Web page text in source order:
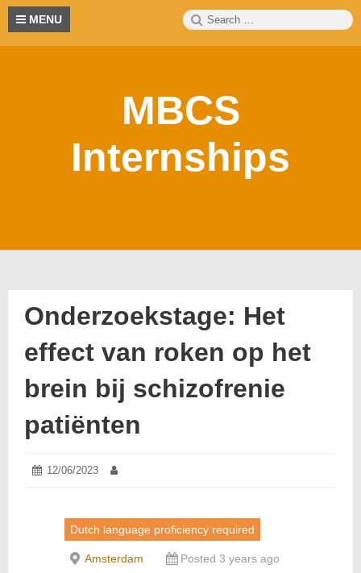
Skip
content
MENU
Search
for:
MBCS
Internships
Onderzoekstage: Het
effect van roken op het
brein bij schizofrenie
patiënten
Posted
12/06/2023 13/06/2023
Dutch language proficiency required
Amsterdam Posted 3 years ago